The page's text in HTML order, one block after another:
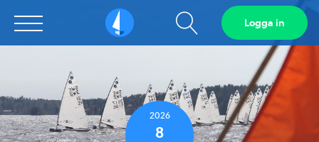
Sailarena Visa
sökfält
Logga in
2026
8